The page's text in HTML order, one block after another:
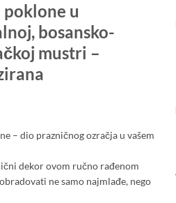
poklone u
bosansko-
mustri –
– dio prazničnog ozračja u vašem
dekor ovom ručno rađenom
ne samo najmlađe, nego